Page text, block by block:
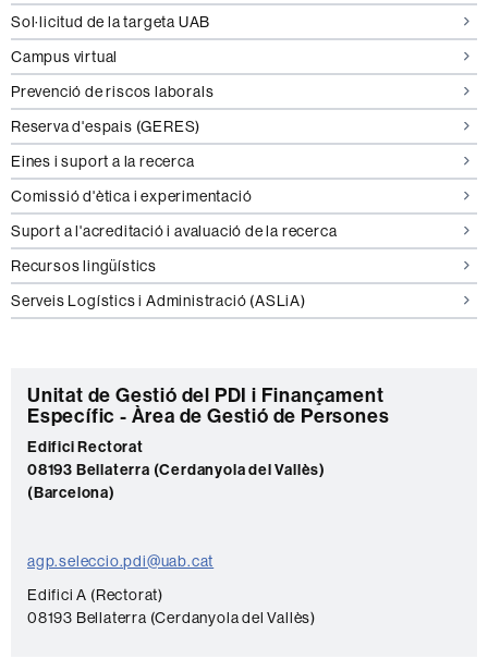
Sol·licitud de la targeta UAB
Campus virtual
Prevenció de riscos laborals
Reserva d'espais (GERES)
Eines i suport a la recerca
Comissió d'ètica i experimentació
Suport a l'acreditació i avaluació de la recerca
Recursos lingüístics
Serveis Logístics i Administració (ASLiA)
C
o
n
t
c
t
e
Unitat de Gestió del PDI i Finançament
Específic - Àrea de Gestió de Persones
Edifici Rectorat
08193 Bellaterra (Cerdanyola del Vallès)
(Barcelona)
agp.seleccio.pdi@uab.cat
Edifici A (Rectorat)
08193 Bellaterra (Cerdanyola del Vallès)